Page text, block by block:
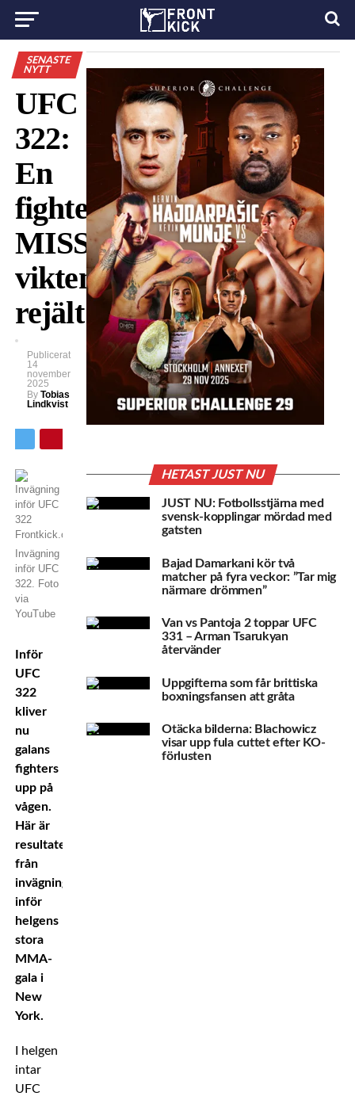
SENASTE
NYTT
UFC
322:
En
fighter
MISSAR
vikten
rejält!
Publicerat
14
november
2025
By Tobias
Lindkvist
Invägning
inför UFC
322. Foto
via
YouTube
Inför
UFC
322
kliver
nu
galans
fighters
upp på
vågen.
Här är
resultaten
från
invägningen
inför
helgens
stora
MMA-
gala i
New
York.
I helgen
intar
UFC
HETAST JUST NU
JUST NU: Fotbollsstjärna med
svensk-kopplingar mördad med
gatsten
Bajad Damarkani kör två
matcher på fyra veckor: ”Tar mig
närmare drömmen”
Van vs Pantoja 2 toppar UFC
331 – Arman Tsarukyan
återvänder
Uppgifterna som får brittiska
boxningsfansen att gråta
Otäcka bilderna: Blachowicz
visar upp fula cuttet efter KO-
förlusten